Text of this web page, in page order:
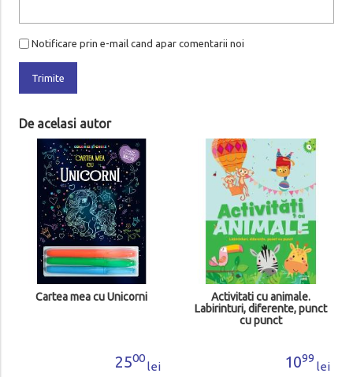
Notificare prin e-mail cand apar comentarii noi
Trimite
De acelasi autor
Cartea mea cu Unicorni
2500
lei
Activitati cu animale.
Labirinturi, diferente, punct
cu punct
1099
lei